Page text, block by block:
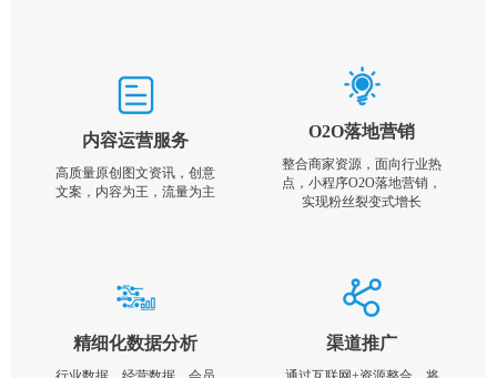
内容运营服务
高质量原创图文资讯，创意
文案，内容为王，流量为主
O2O落地营销
整合商家资源，面向行业热
点，小程序O2O落地营销，
实现粉丝裂变式增长
精细化数据分析 渠道推广